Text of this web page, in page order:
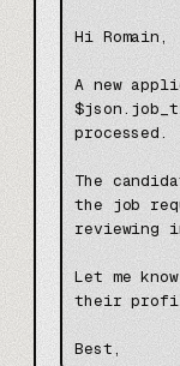
Hi Romain,
A new
processed.
The
the job
reviewing
Let me
their